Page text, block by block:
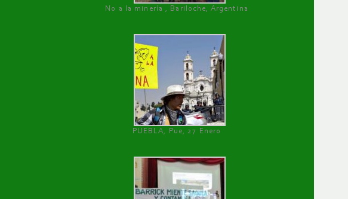
No a la minería , Bariloche, Argentina
PUEBLA, Pue, 27 Enero